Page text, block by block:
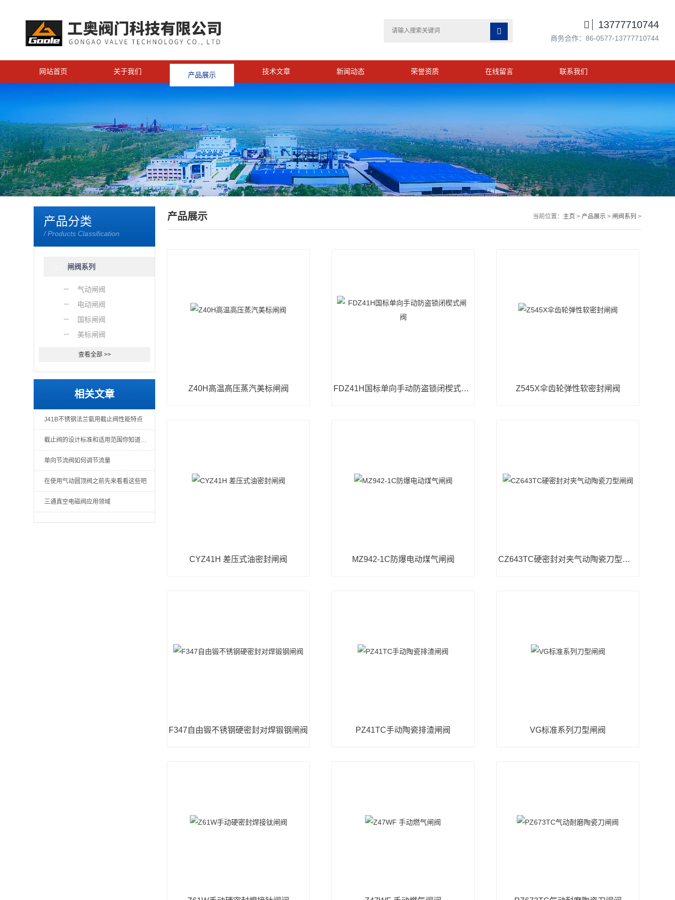

 13777710744
商务合作：86-0577-13777710744
网站首页 关于我们 产品展示 技术文章 新闻动态 荣誉资质 在线留言 联系我们
产品分类
/ Products Classification
闸阀系列
气动闸阀
电动闸阀
国标闸阀
美标闸阀
查看全部 >>
相关文章
J41B不锈钢法兰氨用截止阀性能特点
截止阀的设计标准和适用范围你知道有哪些吗？
单向节流阀如何调节流量
在使用气动圆顶阀之前先来看看这些吧
三通真空电磁阀应用领域
产品展示 当前位置： 主页 > 产品展示> 闸阀系列 >
Z40H高温高压蒸汽美标闸阀 FDZ41H国标单向手动防盗锁闭楔式闸阀 Z545X伞齿轮弹性软密封闸阀
CYZ41H 差压式油密封闸阀 MZ942-1C防爆电动煤气闸阀 CZ643TC硬密封对夹气动陶瓷刀型闸阀
F347自由锻不锈钢硬密封对焊锻钢闸阀 PZ41TC手动陶瓷排渣闸阀 VG标准系列刀型闸阀